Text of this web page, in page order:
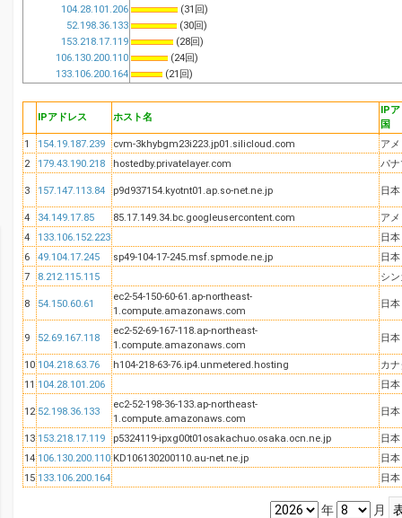
104.28.101.206
(31回)
52.198.36.133
(30回)
153.218.17.119
(28回)
106.130.200.110
(24回)
133.106.200.164
(21回)
IPアドレス ホスト名
IP
国
1
154.19.187.239 cvm-3khybgm23i223.jp01.silicloud.com
ア
2
179.43.190.218 hostedby.privatelayer.com パ
3 157.147.113.84 p9d937154.kyotnt01.ap.so-net.ne.jp 日本
4 34.149.17.85 85.17.149.34.bc.googleusercontent.com
ア
4
133.106.152.223
日本
6
49.104.17.245 sp49-104-17-245.msf.spmode.ne.jp
日本
7
8.212.115.115 シ
8 54.150.60.61
ec2-54-150-60-61.ap-northeast-
1.compute.amazonaws.com
日本
9 52.69.167.118
ec2-52-69-167-118.ap-northeast-
1.compute.amazonaws.com
日本
10 104.218.63.76 h104-218-63-76.ip4.unmetered.hosting
カ
11 104.28.101.206 日本
12 52.198.36.133
ec2-52-198-36-133.ap-northeast-
1.compute.amazonaws.com
日本
13 153.218.17.119 p5324119-ipxg00t01osakachuo.osaka.ocn.ne.jp
日本
14 106.130.200.110 KD106130200110.au-net.ne.jp
日本
15 133.106.200.164 日本
年 月